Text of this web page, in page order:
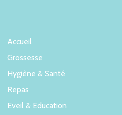
Accueil
Grossesse
Hygiène & Santé
Repas
Eveil & Education